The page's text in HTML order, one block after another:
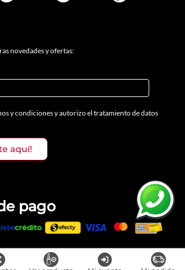
novedades y ofertas:
y condicionesyautorizo el tratamiento de datos
pago
Prosalon Distribuciones S.A.S., 2023